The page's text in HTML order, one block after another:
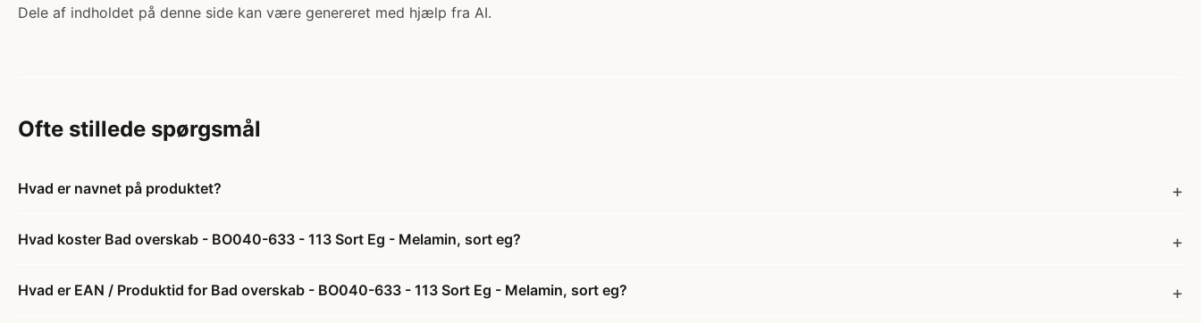
Dele af indholdet på denne side kan være genereret med hjælp fra AI.
Ofte stillede spørgsmål
Hvad er navnet på produktet?
Hvad koster Bad overskab - BO040-633 - 113 Sort Eg - Melamin, sort eg?
Hvad er EAN / Produktid for Bad overskab - BO040-633 - 113 Sort Eg - Melamin, sort eg?